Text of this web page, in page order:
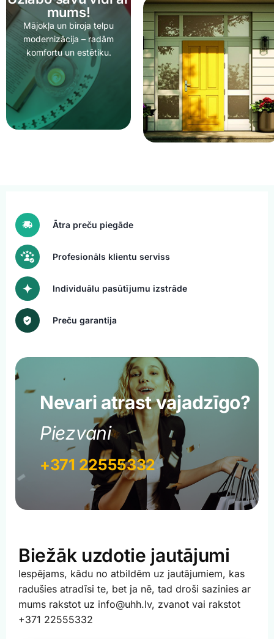
mums!
Mājokļa un biroja telpu
modernizācija – radām
komfortu un estētiku.
Ātra preču piegāde
Profesionāls klientu serviss
Individuālu pasūtījumu izstrāde
Preču garantija
Nevari atrast vajadzīgo?
Piezvani
+371 22555332
Biežāk uzdotie jautājumi
Iespējams, kādu no atbildēm uz jautājumiem, kas
radušies atradīsi te, bet ja nē, tad droši sazinies ar
mums rakstot uz info@uhh.lv, zvanot vai rakstot
+371 22555332